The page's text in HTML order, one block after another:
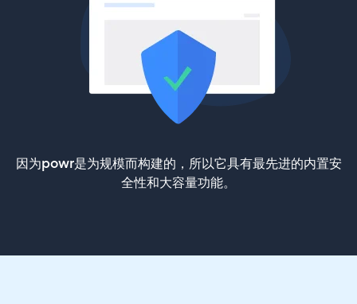
因为powr是为规模而构建的，所以它具有最先进的内置安
全性和大容量功能。